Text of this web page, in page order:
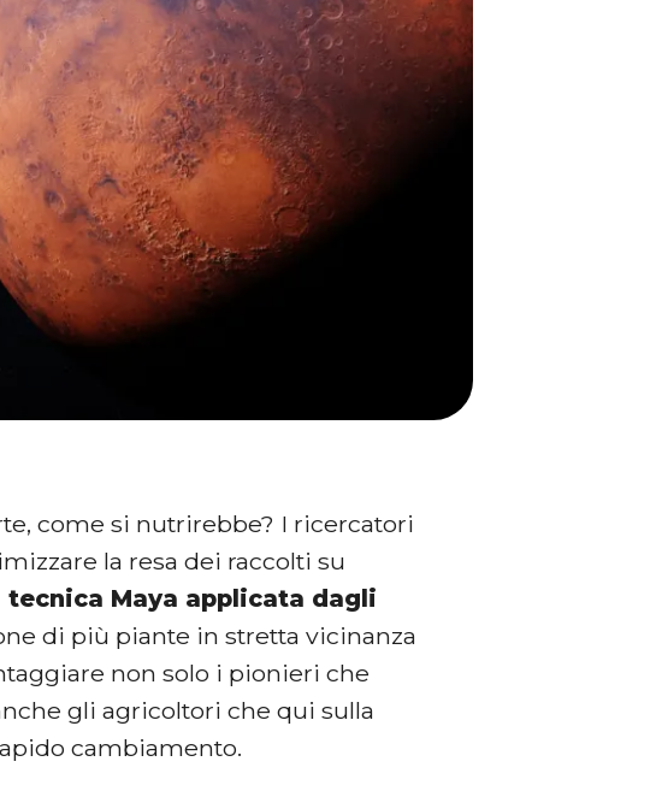
come si nutrirebbe? I ricercatori
la resa dei raccolti su
tecnica Maya applicata dagli
di più piante in stretta vicinanza
non solo i pionieri che
gli agricoltori che qui sulla
cambiamento.